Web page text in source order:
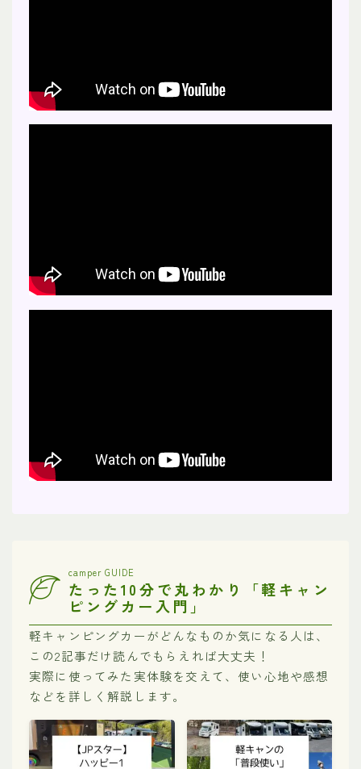
camper GUIDE
たった10分で丸わかり「軽キャン
ピングカー入門」
軽キャンピングカーがどんなものか気になる人は、
この2記事だけ読んでもらえれば大丈夫！
実際に使ってみた実体験を交えて、使い心地や感想
などを詳しく解説します。